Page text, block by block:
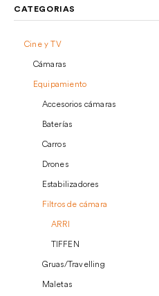
CATEGORIAS
Cine y TV
Cámaras
Equipamiento
Accesorios cámaras
Baterías
Carros
Drones
Estabilizadores
Filtros de cámara
ARRI
TIFFEN
Gruas/Travelling
Maletas